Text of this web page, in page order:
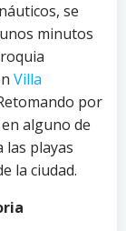
se
minutos
Villa
por
alguno de
las playas
la ciudad.